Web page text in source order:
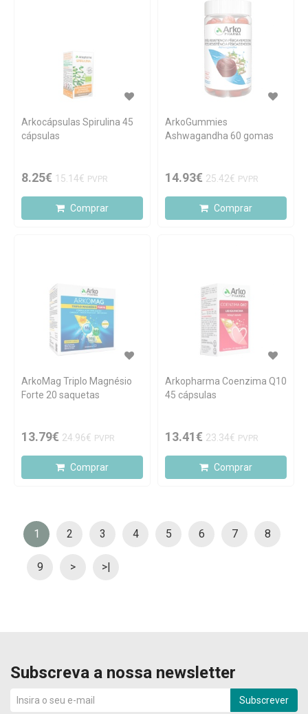
Arkocápsulas Spirulina 45
cápsulas
8.25€ 15.14€ PVPR
Comprar
ArkoGummies
Ashwagandha 60 gomas
14.93€ 25.42€ PVPR
Comprar
ArkoMag Triplo Magnésio
Forte 20 saquetas
13.79€ 24.96€ PVPR
Comprar
Arkopharma Coenzima Q10
45 cápsulas
13.41€ 23.34€ PVPR
Comprar
1 2 3 4 5 6 7 8
9 > >|
Subscreva a nossa newsletter
Subscrever